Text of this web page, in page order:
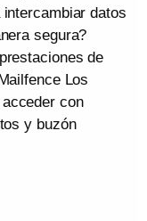
datos
segura?
de
Los
con
y buzón